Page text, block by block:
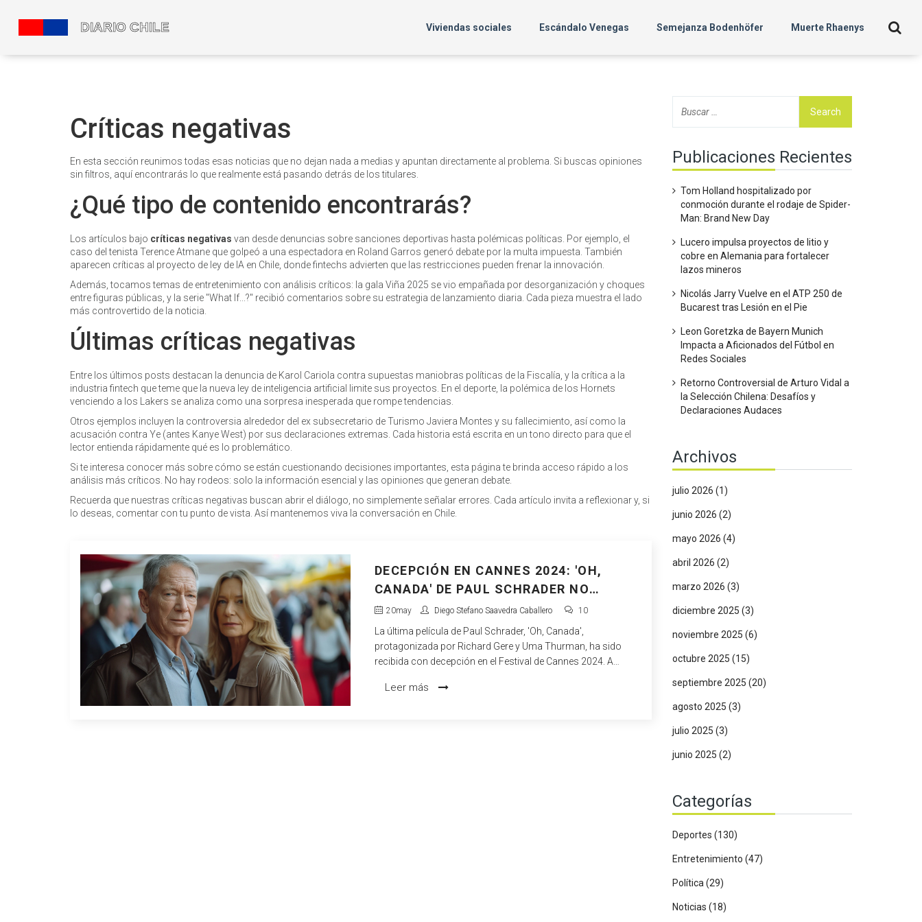
Viviendas sociales Escándalo Venegas Semejanza Bodenhöfer Muerte Rhaenys
Críticas negativas
En esta sección reunimos todas esas noticias que no dejan nada a medias y apuntan directamente al problema. Si buscas opiniones
sin filtros, aquí encontrarás lo que realmente está pasando detrás de los titulares.
¿Qué tipo de contenido encontrarás?
Los artículos bajo críticas negativas van desde denuncias sobre sanciones deportivas hasta polémicas políticas. Por ejemplo, el
caso del tenista Terence Atmane que golpeó a una espectadora en Roland Garros generó debate por la multa impuesta. También
aparecen críticas al proyecto de ley de IA en Chile, donde fintechs advierten que las restricciones pueden frenar la innovación.
Además, tocamos temas de entretenimiento con análisis críticos: la gala Viña 2025 se vio empañada por desorganización y choques
entre figuras públicas, y la serie "What If...?" recibió comentarios sobre su estrategia de lanzamiento diaria. Cada pieza muestra el lado
más controvertido de la noticia.
Últimas críticas negativas
Entre los últimos posts destacan la denuncia de Karol Cariola contra supuestas maniobras políticas de la Fiscalía, y la crítica a la
industria fintech que teme que la nueva ley de inteligencia artificial limite sus proyectos. En el deporte, la polémica de los Hornets
venciendo a los Lakers se analiza como una sorpresa inesperada que rompe tendencias.
Otros ejemplos incluyen la controversia alrededor del ex subsecretario de Turismo Javiera Montes y su fallecimiento, así como la
acusación contra Ye (antes Kanye West) por sus declaraciones extremas. Cada historia está escrita en un tono directo para que el
lector entienda rápidamente qué es lo problemático.
Si te interesa conocer más sobre cómo se están cuestionando decisiones importantes, esta página te brinda acceso rápido a los
análisis más críticos. No hay rodeos: solo la información esencial y las opiniones que generan debate.
Recuerda que nuestras críticas negativas buscan abrir el diálogo, no simplemente señalar errores. Cada artículo invita a reflexionar y, si
lo deseas, comentar con tu punto de vista. Así mantenemos viva la conversación en Chile.
DECEPCIÓN EN CANNES 2024: 'OH,
CANADA' DE PAUL SCHRADER NO
CUMPLE LAS EXPECTATIVAS
20may Diego Stefano Saavedra Caballero 10
La última película de Paul Schrader, 'Oh, Canada',
protagonizada por Richard Gere y Uma Thurman, ha sido
recibida con decepción en el Festival de Cannes 2024. A
de la profundidad, complejidad e intensidad típicas de las
Leer más
Publicaciones Recientes
Tom Holland hospitalizado por
conmoción durante el rodaje de Spider-
Man: Brand New Day
Lucero impulsa proyectos de litio y
cobre en Alemania para fortalecer
lazos mineros
Nicolás Jarry Vuelve en el ATP 250 de
Bucarest tras Lesión en el Pie
Leon Goretzka de Bayern Munich
Impacta a Aficionados del Fútbol en
Redes Sociales
Retorno Controversial de Arturo Vidal a
la Selección Chilena: Desafíos y
Declaraciones Audaces
Archivos
julio 2026 (1)
junio 2026 (2)
mayo 2026 (4)
abril 2026 (2)
marzo 2026 (3)
diciembre 2025 (3)
noviembre 2025 (6)
octubre 2025 (15)
septiembre 2025 (20)
agosto 2025 (3)
julio 2025 (3)
junio 2025 (2)
Categorías
Deportes (130)
Entretenimiento (47)
Política (29)
Noticias (18)